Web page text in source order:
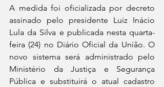
A medida foi oficializada por decreto
assinado pelo presidente Luiz Inácio
Lula da Silva e publicada nesta quarta-
feira (24) no Diário Oficial da União. O
novo sistema será administrado pelo
Ministério da Justiça e Segurança
Pública e substituirá o atual cadastro